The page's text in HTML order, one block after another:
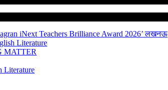
iNext Teachers Brilliance Award 2026’लखनऊ
Literature
MATTER
Literature